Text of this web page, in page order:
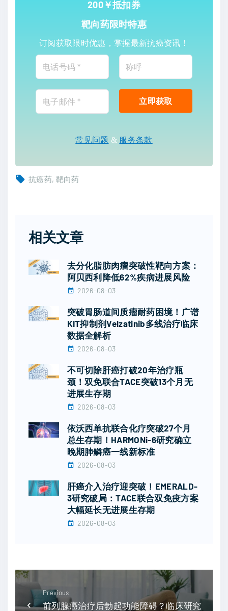
200￥抵扣券
靶向药限时特惠
订阅获取限时优惠，掌握最新抗癌资讯！
常见问题 & 服务条款
抗癌药 靶向药
相关文章
去分化脂肪肉瘤突破性靶向方案：
阿贝西利降低62%疾病进展风险
2026-08-03
突破胃肠道间质瘤耐药困境！广谱
KIT抑制剂Velzatinib多线治疗临床
数据全解析
2026-08-03
不可切除肝癌打破20年治疗瓶
颈！双免联合TACE突破13个月无
进展生存期
2026-08-03
依沃西单抗联合化疗突破27个月
总生存期！HARMONi-6研究确立
晚期肺鳞癌一线新标准
2026-08-03
肝癌介入治疗迎突破！EMERALD-
3研究破局：TACE联合双免疫方案
大幅延长无进展生存期
2026-08-03
Previous
前列腺癌治疗后勃起功能障碍？临床研究